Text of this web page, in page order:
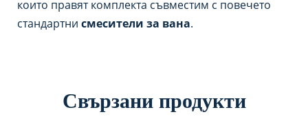
които правят комплекта съвместим с повечето
стандартни смесители за вана.
Свързани продукти